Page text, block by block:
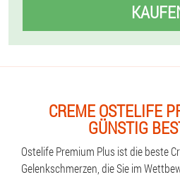
CREME OSTELIFE
GÜNSTIG
Ostelife Premium Plus ist die beste
Gelenkschmerzen, die Sie im